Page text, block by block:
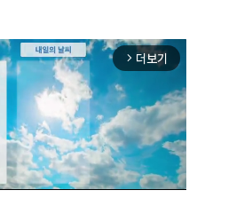
arrow_forward_ios 더보기